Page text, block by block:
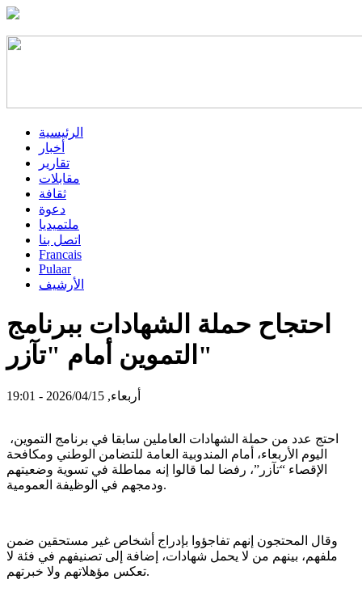
الرئيسية
أخبار
تقارير
مقابلات
ثقافة
دعوة
ملتميديا
اتصل بنا
Francais
Pulaar
الأرشيف
احتجاح حملة الشهادات ببرنامج
التموين أمام "تآزر"
أربعاء, 2026/04/15 - 19:01
اليوم الأربعاء، أمام المندوبية العامة للتضامن الوطني ومكافحة
الإقصاء “تآزر”، رفضا لما قالوا إنه مماطلة في تسوية وضعيتهم
ودمجهم في الوظيفة العمومية.
وقال المحتجون إنهم تفاجؤوا بإدراج أشخاص غير مستحقين ضمن
ملفهم، بينهم من لا يحمل شهادات، إضافة إلى تصنيفهم في فئة لا
تعكس مؤهلاتهم ولا خبرتهم.